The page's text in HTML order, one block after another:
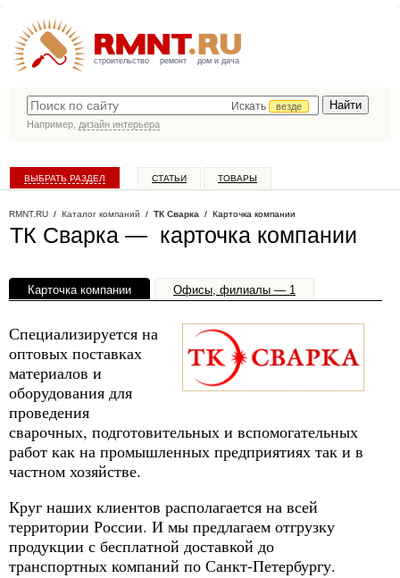
строительство ремонт дом и дача
Искать
везде
Например, дизайн интерьера
ВЫБРАТЬ РАЗДЕЛ СТАТЬИ ТОВАРЫ
RMNT.RU / Каталог компаний / ТК Сварка / Карточка компании
ТК Сварка — карточка компании
Карточка компании Офисы, филиалы — 1
Специализируется на
оптовых поставках
материалов и
оборудования для
проведения
сварочных, подготовительных и вспомогательных
работ как на промышленных предприятиях так и в
частном хозяйстве.
Круг наших клиентов располагается на всей
территории России. И мы предлагаем отгрузку
продукции с бесплатной доставкой до
транспортных компаний по Санкт-Петербургу.